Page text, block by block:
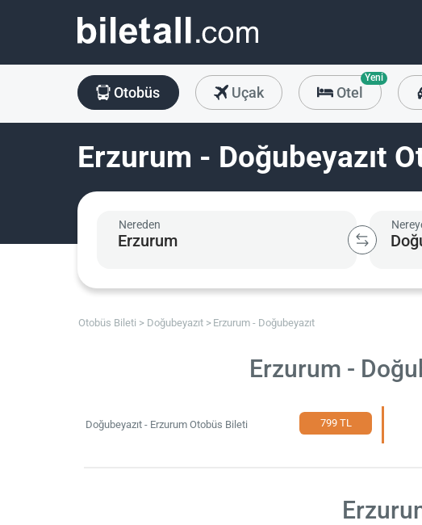
Otobüs Uçak Otel
Yeni
Erzurum - Doğubeyazıt
Nereden
Otobüs Bileti Doğubeyazıt Erzurum - Doğubeyazıt
Erzurum -
Doğubeyazıt - Erzurum Otobüs Bileti 799 TL